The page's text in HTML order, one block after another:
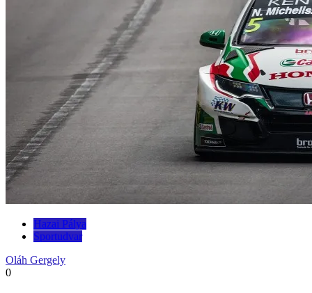
Hazai Pálya
Sportudvar
Oláh Gergely
0